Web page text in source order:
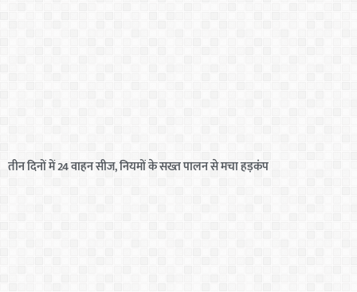
तीन दिनों में 24 वाहन सीज, नियमों के सख्त पालन से मचा हड़कंप